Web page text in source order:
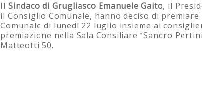
Il Sindaco di Grugliasco Emanuele Gaito, il
il Consiglio Comunale, hanno deciso di
Comunale di lunedì 22 luglio insieme ai
premiazione nella Sala Consiliare “Sandro
Matteotti 50.